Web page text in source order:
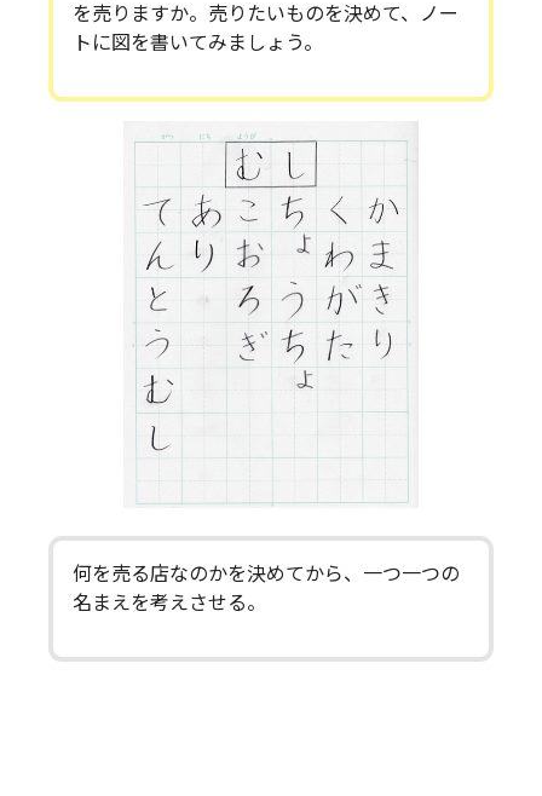
を売りますか。売りたいものを決めて、ノー
トに図を書いてみましょう。
何を売る店なのかを決めてから、一つ一つの
名まえを考えさせる。